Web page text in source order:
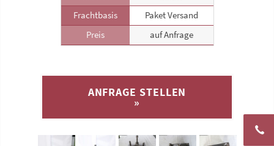
Frachtbasis
Paket Versand
Preis
auf Anfrage
ANFRAGE STELLEN
»